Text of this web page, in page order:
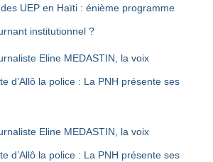
UEP en Haïti : énième programme
institutionnel ?
Eline MEDASTIN, la voix
d’Allô la police : La PNH présente ses
Eline MEDASTIN, la voix
d’Allô la police : La PNH présente ses